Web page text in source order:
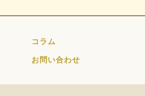
コラム
お問い合わせ